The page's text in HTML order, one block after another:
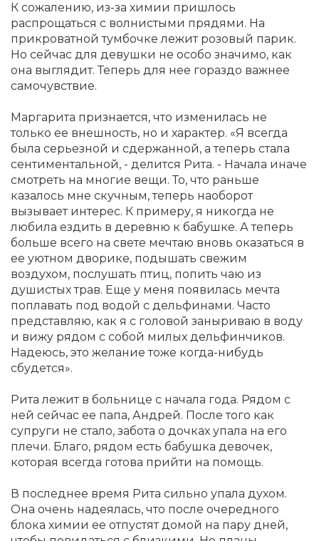
К сожалению, из-за химии пришлось
распрощаться с волнистыми прядями. На
прикроватной тумбочке лежит розовый парик.
Но сейчас для девушки не особо значимо, как
она выглядит. Теперь для нее гораздо важнее
самочувствие.
Маргарита признается, что изменилась не
только ее внешность, но и характер. «Я всегда
была серьезной и сдержанной, а теперь стала
сентиментальной, - делится Рита. - Начала иначе
смотреть на многие вещи. То, что раньше
казалось мне скучным, теперь наоборот
вызывает интерес. К примеру, я никогда не
любила ездить в деревню к бабушке. А теперь
больше всего на свете мечтаю вновь оказаться в
ее уютном дворике, подышать свежим
воздухом, послушать птиц, попить чаю из
душистых трав. Еще у меня появилась мечта
поплавать под водой с дельфинами. Часто
представляю, как я с головой заныриваю в воду
и вижу рядом с собой милых дельфинчиков.
Надеюсь, это желание тоже когда-нибудь
сбудется».
Рита лежит в больнице с начала года. Рядом с
ней сейчас ее папа, Андрей. После того как
супруги не стало, забота о дочках упала на его
плечи. Благо, рядом есть бабушка девочек,
которая всегда готова прийти на помощь.
В последнее время Рита сильно упала духом.
Она очень надеялась, что после очередного
блока химии ее отпустят домой на пару дней,